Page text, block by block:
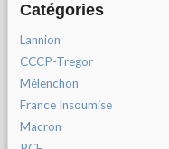
Catégories
Lannion
CCCP-Tregor
Mélenchon
France Insoumise
Macron